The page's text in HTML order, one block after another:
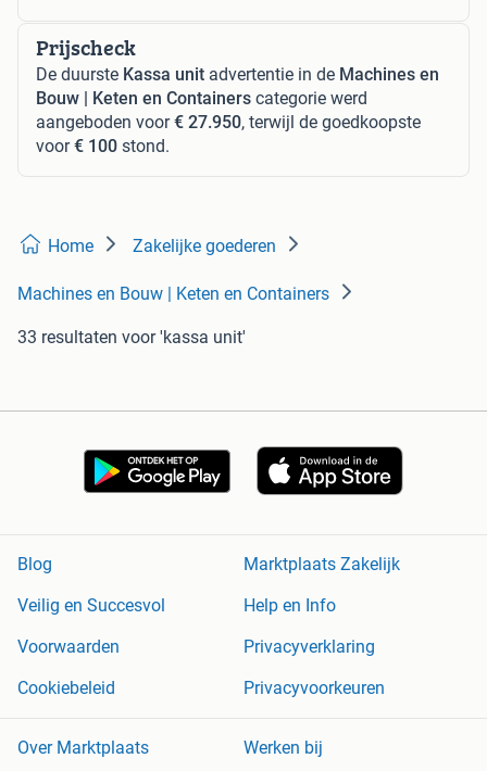
Prijscheck
De duurste Kassa unit advertentie in de Machines en
Bouw | Keten en Containers categorie werd
aangeboden voor€ 27.950, terwijl de goedkoopste
voor€ 100 stond.
Home Zakelijke goederen
Machines en Bouw | Keten en Containers
33 resultaten voor 'kassa unit'
Blog
Marktplaats Zakelijk
Veilig en Succesvol
Help en Info
Voorwaarden
Privacyverklaring
Cookiebeleid
Privacyvoorkeuren
Over Marktplaats Werken bij